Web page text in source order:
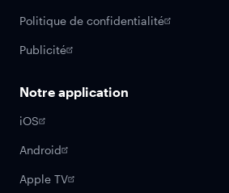
Politique de confidentialité
Publicité
Notre application
iOS
Android
Apple TV